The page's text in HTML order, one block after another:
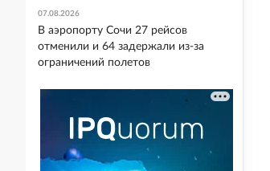
07.08.2026
В аэропорту Сочи 27 рейсов
отменили и 64 задержали из-за
ограничений полетов